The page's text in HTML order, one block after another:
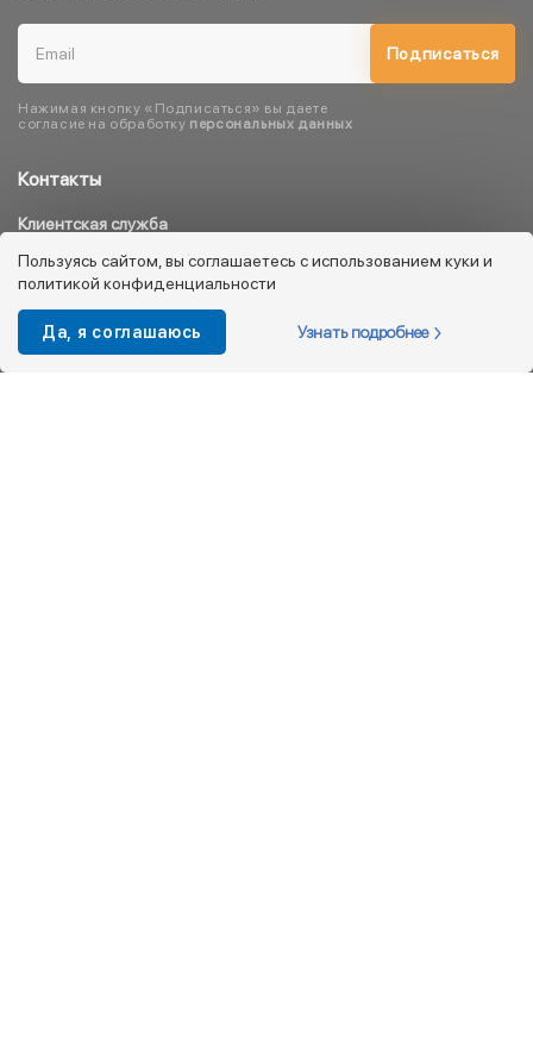
Контакты
Клиентская служба
8 800 333 08 45
info@kotofey.ru
Магазины в Москва (50)
Подписаться
Нажимая кнопку «Подписаться» вы даете
согласие на обработку персональных данных
Пользуясь сайтом, вы соглашаетесь с использованием куки и
политикой конфиденциальности
Да, я соглашаюсь Узнать подробнее